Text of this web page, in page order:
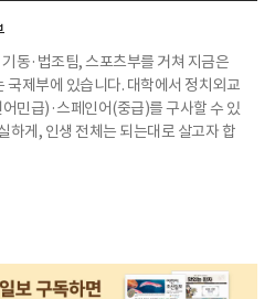
동·법조팀, 스포츠부를 거쳐 지금은
국제부에 있습니다. 대학에서 정치외교
민급)·스페인어(중급)를 구사할 수 있
하게, 인생 전체는 되는대로 살고자 합